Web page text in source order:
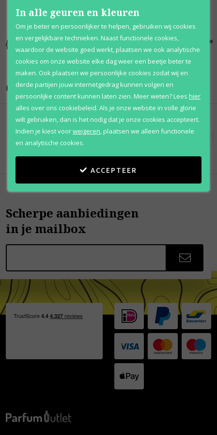
Kortingen
tot wel 70%
Al 12 jaar
voordelig
100% originele
parfums
Onze merken
Scherpe aanbiedingen
in je mailbox
In alle geuren en kleuren
Om je beter en persoonlijker te helpen, gebruiken wij cookies
en vergelijkbare technieken. Naast functionele cookies,
waardoor de website goed werkt, plaatsen we ook analytische
cookies om onze website elke dag weer een beetje beter te
maken. Ook plaatsen we persoonlijke cookies zodat wij en
derde partijen jouw internetgedrag kunnen volgen en
persoonlijke content kunnen laten zien. Meer weten?Lees hier
alles over ons cookiebeleid. Als je onze website in volle glorie
wilt gebruiken, dan is het nodig dat je onze cookies accepteert.
Indien je kiest voorweigeren plaatsen we alleen functionele
en analytische cookies.
ACCEPTEER